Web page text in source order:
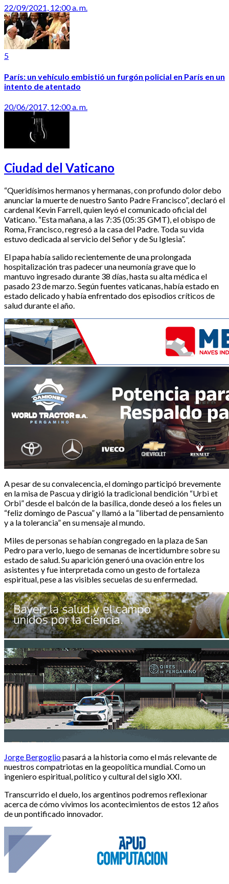
22/09/2021, 12:00 a. m.
5
París: un vehículo embistió un furgón policial en París en un
intento de atentado
20/06/2017, 12:00 a. m.
Ciudad del Vaticano
“Queridísimos hermanos y hermanas, con profundo dolor debo
anunciar la muerte de nuestro Santo Padre Francisco”, declaró el
cardenal Kevin Farrell, quien leyó el comunicado oficial del
Vaticano. “Esta mañana, a las 7:35 (05:35 GMT), el obispo de
Roma, Francisco, regresó a la casa del Padre. Toda su vida
estuvo dedicada al servicio del Señor y de Su Iglesia”.
El papa había salido recientemente de una prolongada
hospitalización tras padecer una neumonía grave que lo
mantuvo ingresado durante 38 días, hasta su alta médica el
pasado 23 de marzo. Según fuentes vaticanas, había estado en
estado delicado y había enfrentado dos episodios críticos de
salud durante el año.
A pesar de su convalecencia, el domingo participó brevemente
en la misa de Pascua y dirigió la tradicional bendición “Urbi et
Orbi” desde el balcón de la basílica, donde deseó a los fieles un
“feliz domingo de Pascua” y llamó a la “libertad de pensamiento
y a la tolerancia” en su mensaje al mundo.
Miles de personas se habían congregado en la plaza de San
Pedro para verlo, luego de semanas de incertidumbre sobre su
estado de salud. Su aparición generó una ovación entre los
asistentes y fue interpretada como un gesto de fortaleza
espiritual, pese a las visibles secuelas de su enfermedad.
Jorge Bergogliopasará a la historia como el más relevante de
nuestros compatriotas en la geopolítica mundial. Como un
ingeniero espiritual, político y cultural del siglo XXI.
Transcurrido el duelo, los argentinos podremos reflexionar
acerca de cómo vivimos los acontecimientos de estos 12 años
de un pontificado innovador.